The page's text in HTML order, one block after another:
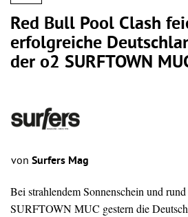
Red Bull Pool Clash
erfolgreiche
der o2 SURFTOWN
von Surfers Mag
Bei strahlendem Sonnenschein und
SURFTOWN MUC gestern die